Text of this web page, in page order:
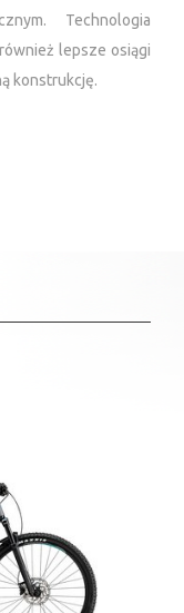
Technologia
lepsze osiągi
konstrukcję.